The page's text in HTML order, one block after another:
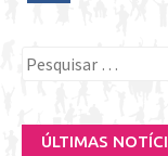
Pesquisar
ÚLTIMAS